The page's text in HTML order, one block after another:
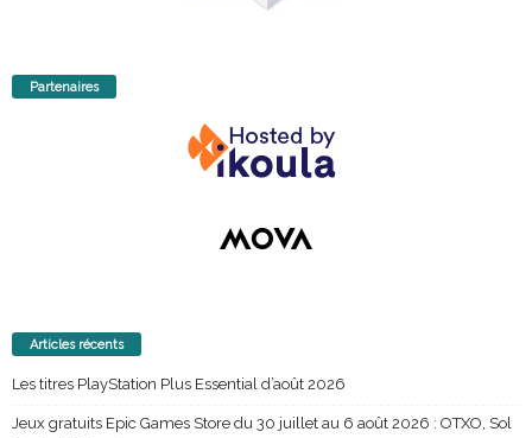
Partenaires
Articles récents
Les titres PlayStation Plus Essential d’août 2026
Jeux gratuits Epic Games Store du 30 juillet au 6 août 2026 : OTXO, Sol